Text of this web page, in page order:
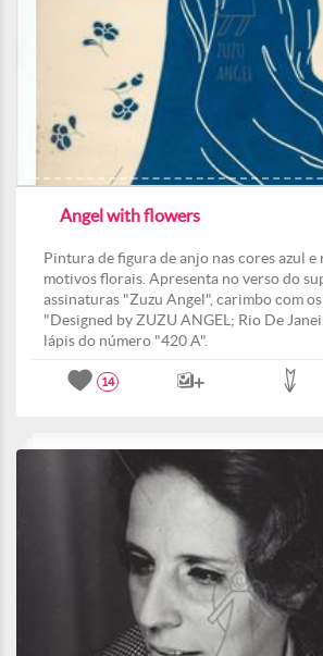
Angel with flowers
Pintura de figura de anjo nas cores azul
motivos florais. Apresenta no verso do
assinaturas "Zuzu Angel", carimbo com
"Designed by ZUZU ANGEL; Rio De
lápis do número "420 A".
14